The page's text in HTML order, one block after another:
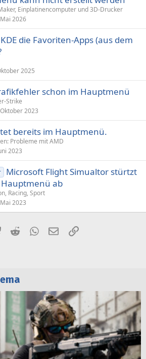
Einplatinencomputer und 3D-Drucker
2026
die Favoriten-Apps (aus dem
2025
schon im Hauptmenü
Strike
2023
bereits im Hauptmenü.
Probleme mit AMD
2023
Microsoft Flight Simualtor stürtzt
ab
Racing, Sport
2023
BlueskyRedditWhatsApp
E-MailLink